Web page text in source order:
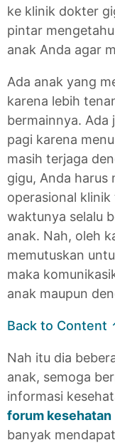
ke klinik dokter
pintar
anak Anda agar
Ada anak yang
karena lebih
bermainnya. Ada
pagi karena
masih terjaga
gigu, Anda harus
operasional
waktunya selalu
anak. Nah, oleh
memutuskan
maka
anak maupun
Back to Content
Nah itu dia
anak, semoga
informasi
forum kesehatan
banyak